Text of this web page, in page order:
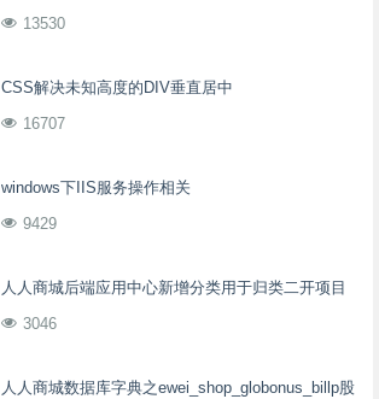
13530
CSS解决未知高度的DIV垂直居中
16707
windows下IIS服务操作相关
9429
人人商城后端应用中心新增分类用于归类二开项目
3046
人人商城数据库字典之ewei_shop_globonus_billp股